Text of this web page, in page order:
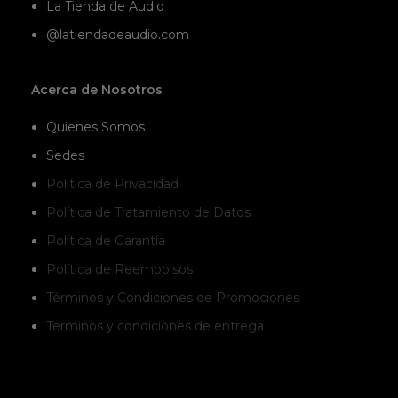
La Tienda de Audio
@latiendadeaudio.com
Acerca de Nosotros
Quienes Somos
Sedes
Política de Privacidad
Política de Tratamiento de Datos
Política de Garantía
Política de Reembolsos
Términos y Condiciones de Promociones
Terminos y condiciones de entrega